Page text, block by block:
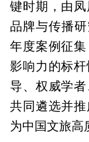
键时期，由
品牌与传播
年度案例征
影响力的标
导、权威学
共同遴选并推
为中国文旅高